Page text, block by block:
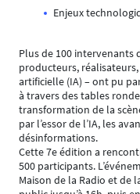
Enjeux
Plus de 100 intervenants
producteurs,
artificielle (IA) – ont pu
à travers des tables
transformation de la
par l’essor de l’IA, les
désinformations.
Cette 7e édition a
500 participants.
Maison de la Radio et de